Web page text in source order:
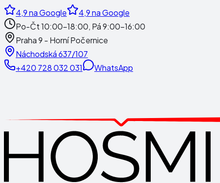
4,9na Google 4,9na Google
Po-Čt 10:00-18:00, Pá 9:00-16:00
Praha 9 - Horní Počernice
Náchodská 637/107
+420 728 032 031
WhatsApp